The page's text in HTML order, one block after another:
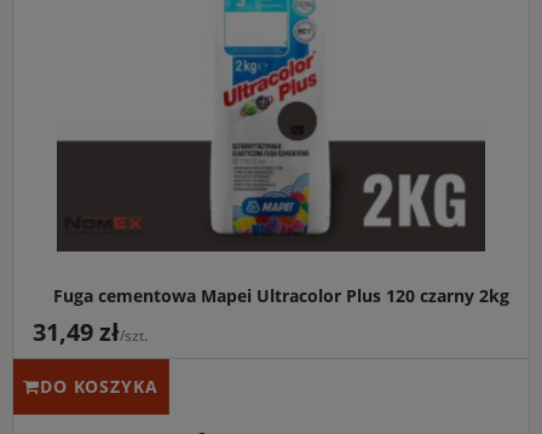
Fuga cementowa Mapei Ultracolor Plus 120 czarny 2kg
31,49 zł/szt.
DO KOSZYKA